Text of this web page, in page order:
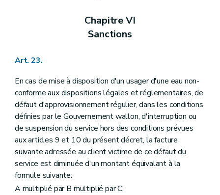
Chapitre VI
Sanctions
Art. 23.
En cas de mise à disposition d'un usager d'une eau non-
conforme aux dispositions légales et réglementaires, de
défaut d'approvisionnement régulier, dans les conditions
définies par le Gouvernement wallon, d'interruption ou
de suspension du service hors des conditions prévues
aux articles 9 et 10 du présent décret, la facture
suivante adressée au client victime de ce défaut du
service est diminuée d'un montant équivalant à la
formule suivante:
A multiplié par B multiplié par C